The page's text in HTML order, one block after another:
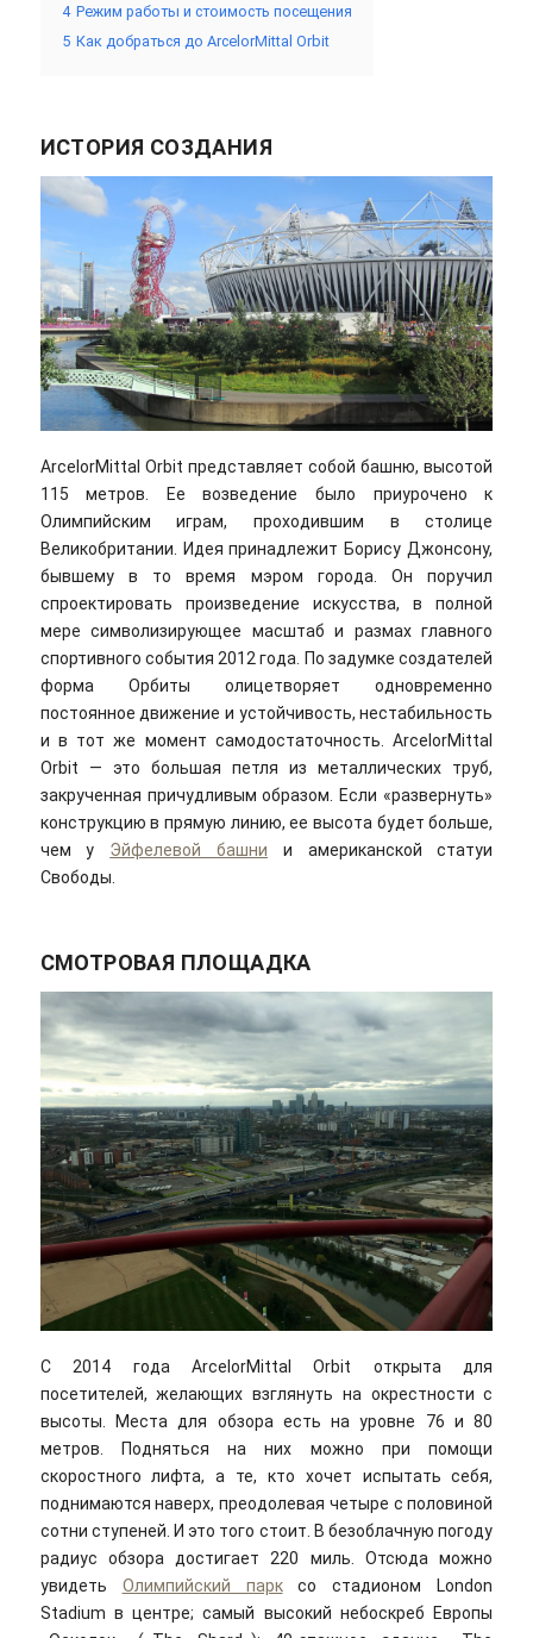
4 Режим работы и стоимость посещения
5 Как добраться до ArcelorMittal Orbit
ИСТОРИЯ СОЗДАНИЯ
ArcelorMittal Orbit представляет собой башню, высотой
115 метров. Ее возведение было приурочено к
Олимпийским играм, проходившим в столице
Великобритании. Идея принадлежит Борису Джонсону,
бывшему в то время мэром города. Он поручил
спроектировать произведение искусства, в полной
мере символизирующее масштаб и размах главного
спортивного события 2012 года. По задумке создателей
форма Орбиты олицетворяет одновременно
постоянное движение и устойчивость, нестабильность
и в тот же момент самодостаточность. ArcelorMittal
Orbit — это большая петля из металлических труб,
закрученная причудливым образом. Если «развернуть»
конструкцию в прямую линию, ее высота будет больше,
чем у Эйфелевой башни и американской статуи
Свободы.
СМОТРОВАЯ ПЛОЩАДКА
С 2014 года ArcelorMittal Orbit открыта для
посетителей, желающих взглянуть на окрестности с
высоты. Места для обзора есть на уровне 76 и 80
метров. Подняться на них можно при помощи
скоростного лифта, а те, кто хочет испытать себя,
поднимаются наверх, преодолевая четыре с половиной
сотни ступеней. И это того стоит. В безоблачную погоду
радиус обзора достигает 220 миль. Отсюда можно
увидеть Олимпийский парксо стадионом London
Stadium в центре; самый высокий небоскреб Европы